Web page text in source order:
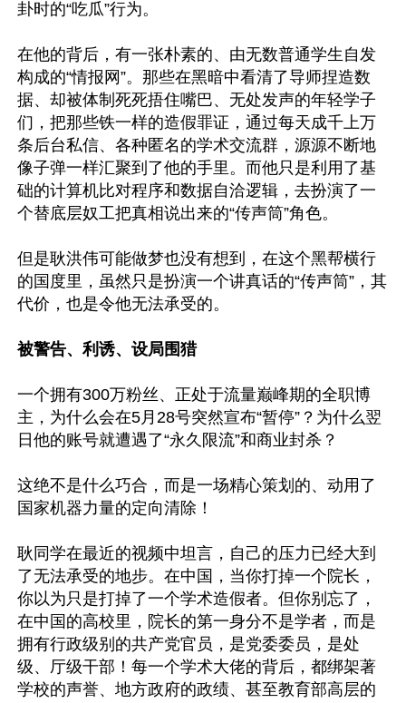
卦时的“吃瓜”行为。
在他的背后，有一张朴素的、由无数普通学生自发
构成的“情报网”。那些在黑暗中看清了导师捏造数
据、却被体制死死捂住嘴巴、无处发声的年轻学子
们，把那些铁一样的造假罪证，通过每天成千上万
条后台私信、各种匿名的学术交流群，源源不断地
像子弹一样汇聚到了他的手里。而他只是利用了基
础的计算机比对程序和数据自洽逻辑，去扮演了一
个替底层奴工把真相说出来的“传声筒”角色。
但是耿洪伟可能做梦也没有想到，在这个黑帮横行
的国度里，虽然只是扮演一个讲真话的“传声筒”，其
代价，也是令他无法承受的。
被警告、利诱、设局围猎
一个拥有300万粉丝、正处于流量巅峰期的全职博
主，为什么会在5月28号突然宣布“暂停”？为什么翌
日他的账号就遭遇了“永久限流”和商业封杀？
这绝不是什么巧合，而是一场精心策划的、动用了
国家机器力量的定向清除！
耿同学在最近的视频中坦言，自己的压力已经大到
了无法承受的地步。在中国，当你打掉一个院长，
你以为只是打掉了一个学术造假者。但你别忘了，
在中国的高校里，院长的第一身分不是学者，而是
拥有行政级别的共产党官员，是党委委员，是处
级、厅级干部！每一个学术大佬的背后，都绑架著
学校的声誉、地方政府的政绩、甚至教育部高层的